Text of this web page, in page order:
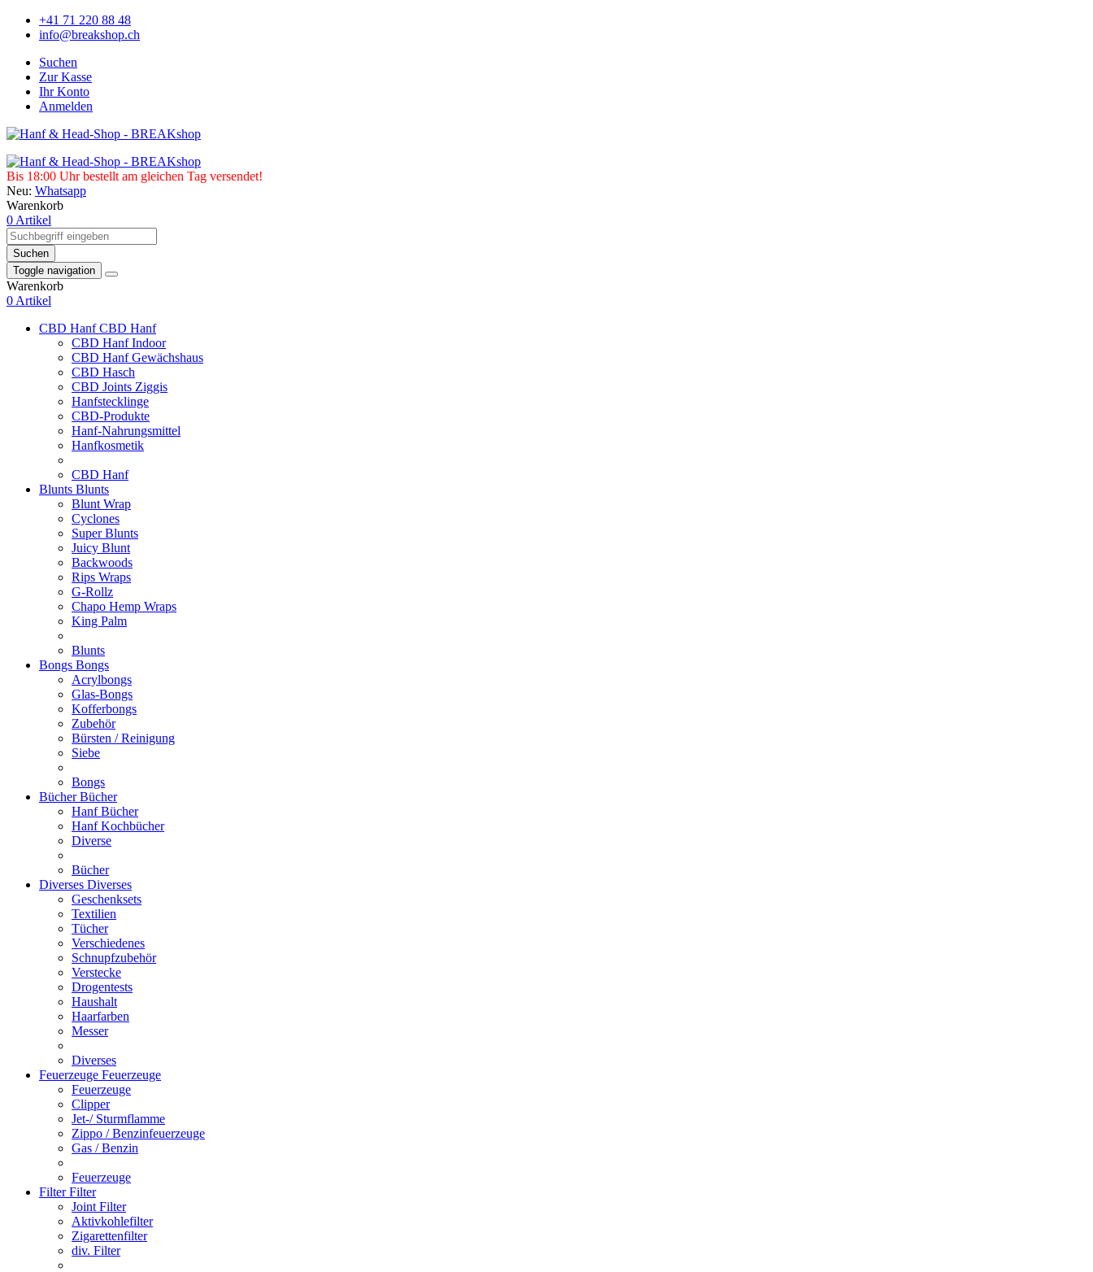
+41 71 220 88 48
info@breakshop.ch
Suchen
Zur Kasse
Ihr Konto
Anmelden
Bis 18:00 Uhr bestellt am gleichen Tag versendet!
Neu: Whatsapp
Warenkorb
0 Artikel
Suchen
Toggle navigation
Warenkorb
0 Artikel
CBD HanfCBD Hanf
CBD Hanf Indoor
CBD Hanf Gewächshaus
CBD Hasch
CBD Joints Ziggis
Hanfstecklinge
CBD-Produkte
Hanf-Nahrungsmittel
Hanfkosmetik
CBD Hanf
Blunts Blunts
Blunt Wrap
Cyclones
Super Blunts
Juicy Blunt
Backwoods
Rips Wraps
G-Rollz
Chapo Hemp Wraps
King Palm
Blunts
Bongs Bongs
Acrylbongs
Glas-Bongs
Kofferbongs
Zubehör
Bürsten / Reinigung
Siebe
Bongs
BücherBücher
Hanf Bücher
Hanf Kochbücher
Diverse
Bücher
Diverses Diverses
Geschenksets
Textilien
Tücher
Verschiedenes
Schnupfzubehör
Verstecke
Drogentests
Haushalt
Haarfarben
Messer
Diverses
Feuerzeuge Feuerzeuge
Feuerzeuge
Clipper
Jet-/ Sturmflamme
Zippo / Benzinfeuerzeuge
Gas / Benzin
Feuerzeuge
FilterFilter
Joint Filter
Aktivkohlefilter
Zigarettenfilter
div. Filter